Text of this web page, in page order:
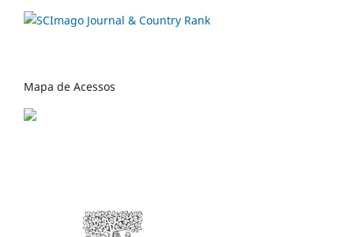
Mapa de Acessos